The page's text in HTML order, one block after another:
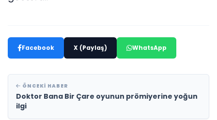
Facebook X (Paylaş) WhatsApp
ÖNCEKI HABER
Doktor Bana Bir Çare oyunun prömiyerine yoğun
ilgi